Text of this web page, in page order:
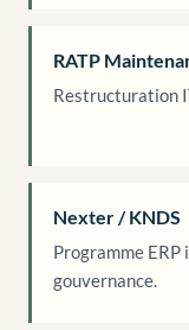
RATP
Restructuration
Nexter / KNDS
Programme
gouvernance.